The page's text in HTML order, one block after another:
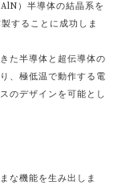
）半導体の結晶系を
することに成功しま
た半導体と超伝導体の
、極低温で動作する電
のデザインを可能とし
な機能を生み出しま